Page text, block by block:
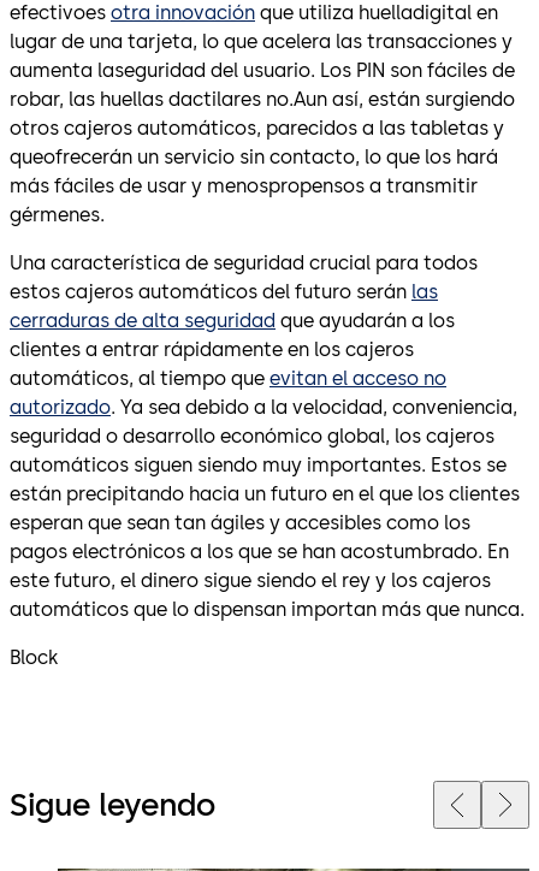
efectivoes otra innovación que utiliza huelladigital en
lugar de una tarjeta, lo que acelera las transacciones y
aumenta laseguridad del usuario. Los PIN son fáciles de
robar, las huellas dactilares no.Aun así, están surgiendo
otros cajeros automáticos, parecidos a las tabletas y
queofrecerán un servicio sin contacto, lo que los hará
más fáciles de usar y menospropensos a transmitir
gérmenes.
Una característica de seguridad crucial para todos
estos cajeros automáticos del futuro serán las
cerraduras de alta seguridad que ayudarán a los
clientes a entrar rápidamente en los cajeros
automáticos, al tiempo que evitan el acceso no
autorizado. Ya sea debido a la velocidad, conveniencia,
seguridad o desarrollo económico global, los cajeros
automáticos siguen siendo muy importantes. Estos se
están precipitando hacia un futuro en el que los clientes
esperan que sean tan ágiles y accesibles como los
pagos electrónicos a los que se han acostumbrado. En
este futuro, el dinero sigue siendo el rey y los cajeros
automáticos que lo dispensan importan más que nunca.
Block
Sigue leyendo